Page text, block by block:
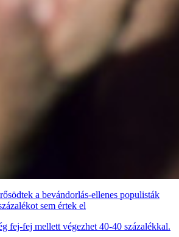
a bevándorlás-ellenes populisták
sem értek el
fej-fej mellett végezhet 40-40 százalékkal.